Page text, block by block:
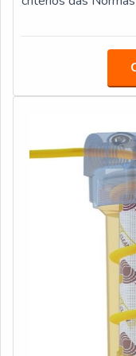
são realizadas as
rigoroso sistema de
somado à
com embasamento
funcionários
o nosso site e
serviços e
um dos nossos
classificação da
descrevem o alvo,
métodos de
completos. Citamos as
ruptura/colapso •
da fabricação e
• ISO 2943:
fluidos hidráulicos
axial • ISO 3724:
de fadiga com
pressão diferencial
16889: Teste de
filtração, elevada
99,9% eficiência •
resistência a fadiga
viscosidade • ISO